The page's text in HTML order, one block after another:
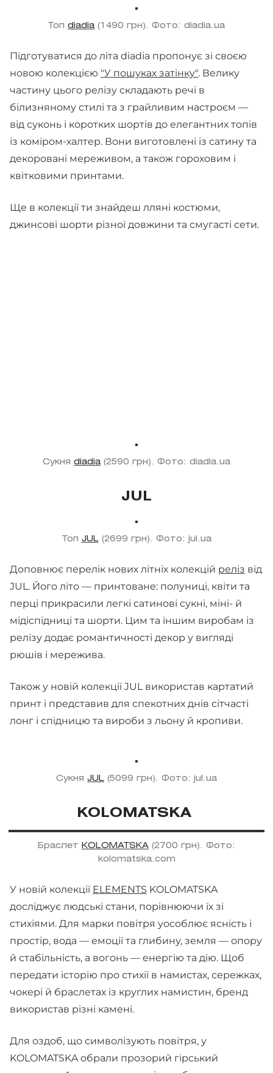
Топ diadia(1490 грн). Фото: diadia.ua
Підготуватися до літа diadia пропонує зі своєю
новою колекцією "У пошуках затінку". Велику
частину цього релізу складають речі в
білизняному стилі та з грайливим настроєм —
від суконь і коротких шортів до елегантних топів
із коміром-халтер. Вони виготовлені із сатину та
декоровані мереживом, а також гороховим і
квітковими принтами.
Ще в колекції ти знайдеш лляні костюми,
джинсові шорти різної довжини та смугасті сети.
Сукня diadia(2590 грн). Фото: diadia.ua
JUL
Топ JUL(2699 грн). Фото: jul.ua
Доповнює перелік нових літніх колекцій реліз від
JUL. Його літо — принтоване: полуниці, квіти та
перці прикрасили легкі сатинові сукні, міні- й
мідіспідниці та шорти. Цим та іншим виробам із
релізу додає романтичності декор у вигляді
рюшів і мережива.
Також у новій колекції JUL використав картатий
принт і представив для спекотних днів сітчасті
лонг і спідницю та вироби з льону й кропиви.
Сукня JUL (5099 грн). Фото: jul.ua
KOLOMATSKA
Браслет KOLOMATSKA (2700 грн). Фото:
kolomatska.com
У новій колекції ELEMENTS KOLOMATSKA
досліджує людські стани, порівнюючи їх зі
стихіями. Для марки повітря уособлює ясність і
простір, вода — емоції та глибину, земля — опору
й стабільність, а вогонь — енергію та дію. Щоб
передати історію про стихії в намистах, сережках,
чокері й браслетах із круглих намистин, бренд
використав різні камені.
Для оздоб, що символізують повітря, у
KOLOMATSKA обрали прозорий гірський